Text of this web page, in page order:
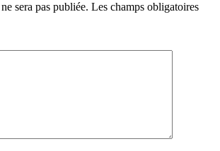
sera pas publiée. Les champs obligatoires